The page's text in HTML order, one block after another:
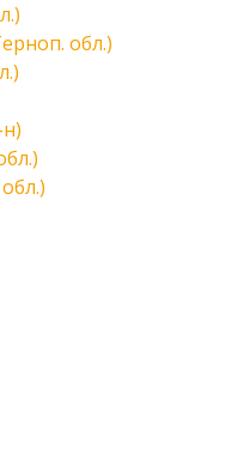
обл.)